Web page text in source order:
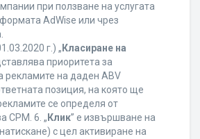
при ползване на услугата
AdWise или чрез
г.) „ Класиране на
приоритета за
рекламите на даден ABV
позиция, на която ще
се определя от
CPM. 6. „ Клик” е извършване на
с цел активиране на